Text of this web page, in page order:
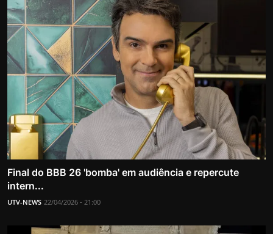
Final do BBB 26 'bomba' em audiência e repercute
intern...
UTV-NEWS 22/04/2026 - 21:00